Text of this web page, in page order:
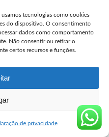
usamos tecnologias como cookies
do dispositivo. O consentimento
dados como comportamento
Não consentir ou retirar o
certos recursos e funções.
de privacidade